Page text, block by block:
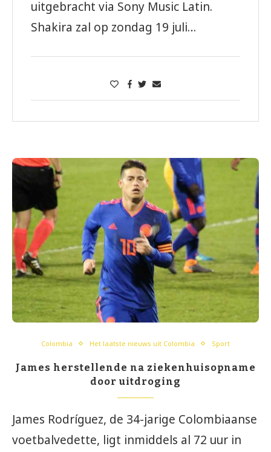
uitgebracht via Sony Music Latin.
Shakira zal op zondag 19 juli…
Colombia Het laatste nieuws uit Colombia Sport
James herstellende na ziekenhuisopname
door uitdroging
James Rodríguez, de 34-jarige Colombiaanse
voetbalvedette, ligt inmiddels al 72 uur in